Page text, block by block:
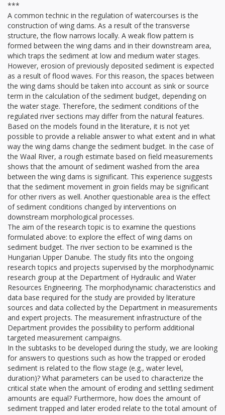
***
A common technic in the regulation of watercourses is the
construction of wing dams. As a result of the transverse
structure, the flow narrows locally. A weak flow pattern is
formed between the wing dams and in their downstream area,
which traps the sediment at low and medium water stages.
However, erosion of previously deposited sediment is expected
as a result of flood waves. For this reason, the spaces between
the wing dams should be taken into account as sink or source
term in the calculation of the sediment budget, depending on
the water stage. Therefore, the sediment conditions of the
regulated river sections may differ from the natural features.
Based on the models found in the literature, it is not yet
possible to provide a reliable answer to what extent and in what
way the wing dams change the sediment budget. In the case of
the Waal River, a rough estimate based on field measurements
shows that the amount of sediment washed from the area
between the wing dams is significant. This experience suggests
that the sediment movement in groin fields may be significant
for other rivers as well. Another questionable area is the effect
of sediment conditions changed by interventions on
downstream morphological processes.
The aim of the research topic is to examine the questions
formulated above: to explore the effect of wing dams on
sediment budget. The river section to be examined is the
Hungarian Upper Danube. The study fits into the ongoing
research topics and projects supervised by the morphodynamic
research group at the Department of Hydraulic and Water
Resources Engineering. The morphodynamic characteristics and
data base required for the study are provided by literature
sources and data collected by the Department in measurements
and expert projects. The measurement infrastructure of the
Department provides the possibility to perform additional
targeted measurement campaigns.
In the subtasks to be developed during the study, we are looking
for answers to questions such as how the trapped or eroded
sediment is related to the flow stage (e.g., water level,
duration)? What parameters can be used to characterize the
critical state when the amount of eroding and settling sediment
amounts are equal? Furthermore, how does the amount of
sediment trapped and later eroded relate to the total amount of